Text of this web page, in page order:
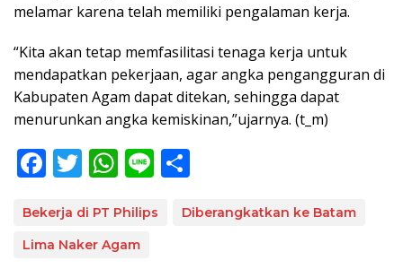
melamar karena telah memiliki pengalaman kerja.
“Kita akan tetap memfasilitasi tenaga kerja untuk
mendapatkan pekerjaan, agar angka pengangguran di
Kabupaten Agam dapat ditekan, sehingga dapat
menurunkan angka kemiskinan,”ujarnya. (t_m)
F
e
b
T
itt
er
W
at
s
Li
e ar
Bekerja di PT Philips
Diberangkatkan ke Batam
Lima Naker Agam